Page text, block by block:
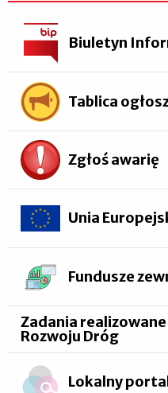
Biuletyn
Tablica
Zgłoś awarię
Unia
Fundusze
Zadania
Rozwoju Dróg
Lokalny